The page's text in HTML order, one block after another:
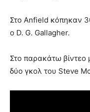
Στο Anfield κόπηκαν
ο D. G. Gallagher.
Στο παρακάτω βίντεο
δύο γκολ του Steve